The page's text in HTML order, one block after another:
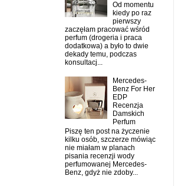
Od momentu
kiedy po raz
pierwszy
zaczęłam pracować wśród
perfum (drogeria i praca
dodatkowa) a było to dwie
dekady temu, podczas
konsultacj...
Mercedes-
Benz For Her
EDP
Recenzja
Damskich
Perfum
Piszę ten post na życzenie
kilku osób, szczerze mówiąc
nie miałam w planach
pisania recenzji wody
perfumowanej Mercedes-
Benz, gdyż nie zdoby...